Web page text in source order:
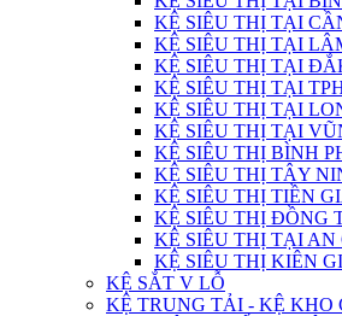
KỆ SIÊU THỊ TẠI
KỆ SIÊU THỊ TẠI
KỆ SIÊU THỊ TẠI
KỆ SIÊU THỊ TẠI
KỆ SIÊU THỊ TẠI
KỆ SIÊU THỊ TẠI
KỆ SIÊU THỊ BÌNH
KỆ SIÊU THỊ TÂY
KỆ SIÊU THỊ TIỀN
KỆ SIÊU THỊ ĐỒNG
KỆ SIÊU THỊ TẠI AN
KỆ SIÊU THỊ KIÊN
KỆ SẮT V LỖ
KỆ TRUNG TẢI - KỆ KHO